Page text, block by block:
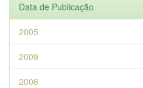
Data de Publicação
2005
2009
2006